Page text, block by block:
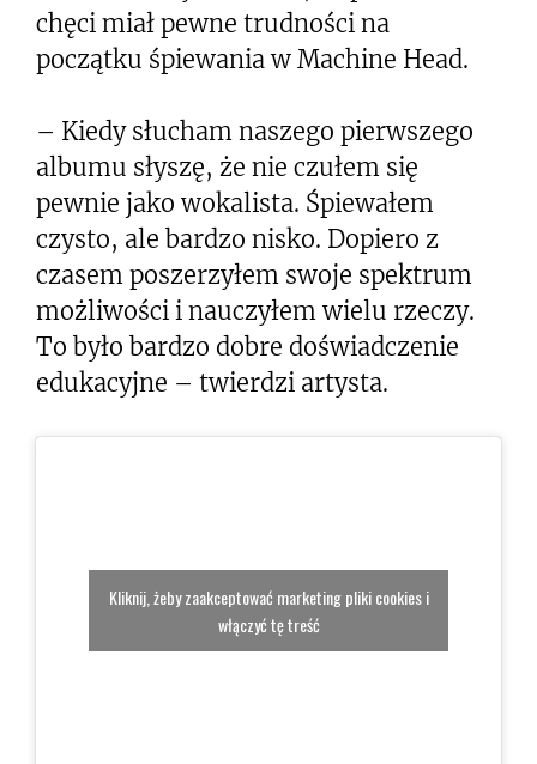
chęci miał pewne trudności na
początku śpiewania w Machine Head.
– Kiedy słucham naszego pierwszego
albumu słyszę, że nie czułem się
pewnie jako wokalista. Śpiewałem
czysto, ale bardzo nisko. Dopiero z
czasem poszerzyłem swoje spektrum
możliwości i nauczyłem wielu rzeczy.
To było bardzo dobre doświadczenie
edukacyjne – twierdzi artysta.
Kliknij, żeby zaakceptować marketing pliki cookies i
włączyć tę treść